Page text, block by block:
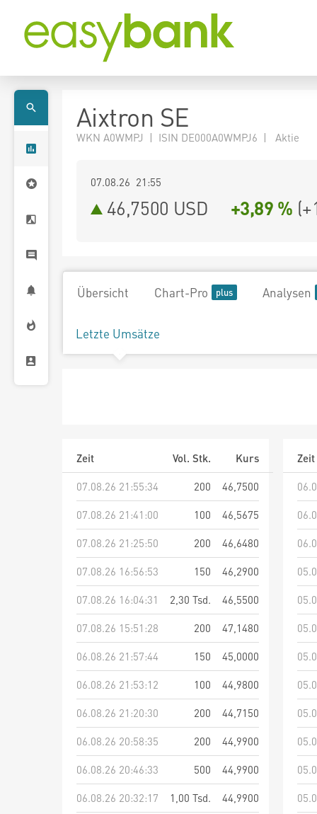
Aixtron SE
WKN A0WMPJ | ISIN DE000A0WMPJ6 | Aktie
07.08.26 21:55
46,7500 USD +3,89 % (
Übersicht Chart-Pro Analysen
Letzte Umsätze
Zeit Vol. Stk.
Kurs
07.08.26 21:55:34
200
46,7500
07.08.26 21:41:00
100
46,5675
07.08.26 21:25:50
200
46,6480
07.08.26 16:56:53
150
46,2900
07.08.26 16:04:31
2,30 Tsd.
46,5500
07.08.26 15:51:28
200
47,1480
06.08.26 21:57:44
150
45,0000
06.08.26 21:53:12
100
44,9800
06.08.26 21:20:30
200
44,7150
06.08.26 20:58:35
200
44,9900
06.08.26 20:46:33
500
44,9900
06.08.26 20:32:17
1,00 Tsd.
44,9900
Zeit